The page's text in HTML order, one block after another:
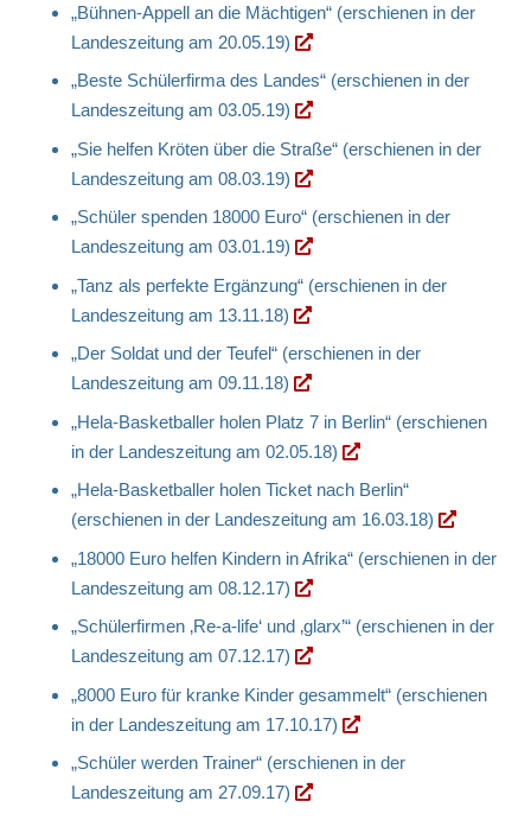
„Bühnen-Appell an die Mächtigen“ (erschienen in der
Landeszeitung am 20.05.19)
„Beste Schülerfirma des Landes“ (erschienen in der
Landeszeitung am 03.05.19)
„Sie helfen Kröten über die Straße“ (erschienen in der
Landeszeitung am 08.03.19)
„Schüler spenden 18000 Euro“ (erschienen in der
Landeszeitung am 03.01.19)
„Tanz als perfekte Ergänzung“ (erschienen in der
Landeszeitung am 13.11.18)
„Der Soldat und der Teufel“ (erschienen in der
Landeszeitung am 09.11.18)
„Hela-Basketballer holen Platz 7 in Berlin“ (erschienen
in der Landeszeitung am 02.05.18)
„Hela-Basketballer holen Ticket nach Berlin“
(erschienen in der Landeszeitung am 16.03.18)
„18000 Euro helfen Kindern in Afrika“ (erschienen in der
Landeszeitung am 08.12.17)
„Schülerfirmen ‚Re-a-life‘ und ‚glarx’“ (erschienen in der
Landeszeitung am 07.12.17)
„8000 Euro für kranke Kinder gesammelt“ (erschienen
in der Landeszeitung am 17.10.17)
„Schüler werden Trainer“ (erschienen in der
Landeszeitung am 27.09.17)